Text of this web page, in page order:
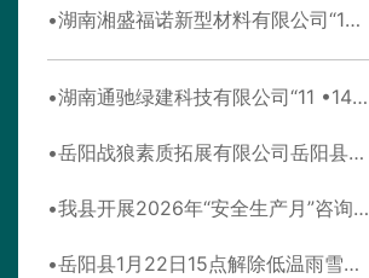
湖南湘盛福诺新型材料有限公司“12·17”一般机械伤害事故调查报告
湖南通驰绿建科技有限公司“11 •14”一般高处坠落事故调查报告
岳阳战狼素质拓展有限公司岳阳县分公司 “8·2”一般溺水事故调查报告
我县开展2026年“安全生产月”咨询日活动
岳阳县1月22日15点解除低温雨雪冰冻灾害Ⅳ级应急响应